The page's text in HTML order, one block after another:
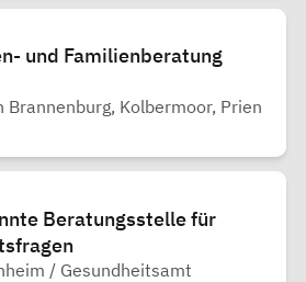
und Familienberatung
Kolbermoor, Prien
Beratungsstelle für
/ Gesundheitsamt